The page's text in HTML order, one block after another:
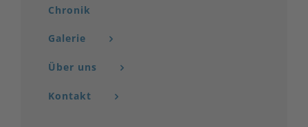
Chronik
Galerie
Über uns
Kontakt